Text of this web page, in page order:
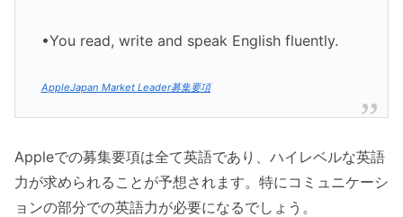
•You read, write and speak English fluently.
AppleJapan Market Leader募集要項
Appleでの募集要項は全て英語であり、ハイレベルな英語
力が求められることが予想されます。特にコミュニケーシ
ョンの部分での英語力が必要になるでしょう。